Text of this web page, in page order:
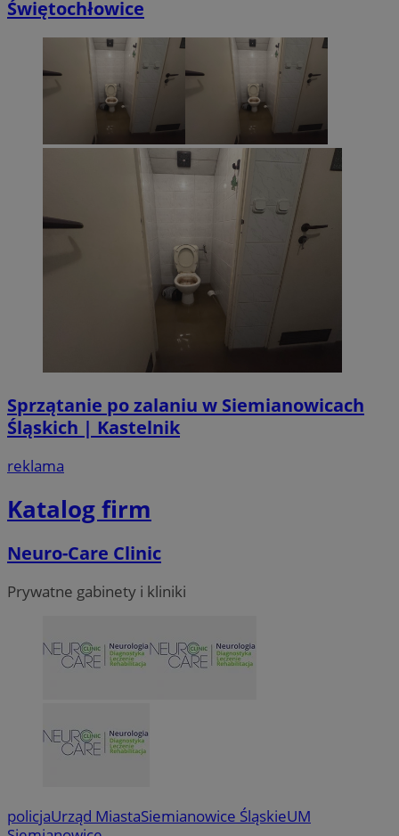
Świętochłowice
Sprzątanie po zalaniu w Siemianowicach
Śląskich | Kastelnik
reklama
Katalog firm
Neuro-Care Clinic
Prywatne gabinety i kliniki
policjaUrząd MiastaSiemianowice ŚląskieUM